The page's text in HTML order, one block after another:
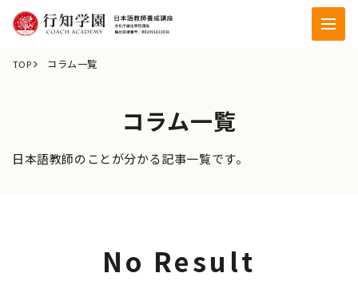
TOP コラム一覧
コラム一覧
日本語教師のことが分かる記事一覧です。
No Result